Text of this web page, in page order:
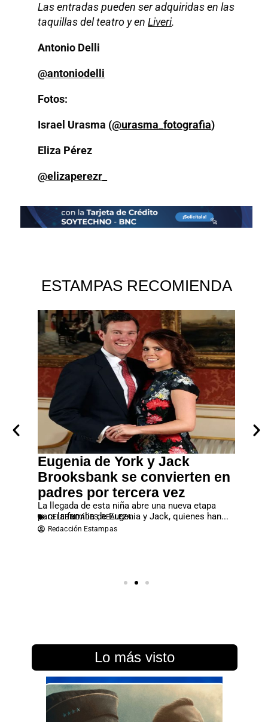
Las entradas pueden ser adquiridas en las
taquillas del teatro y enLiveri.
Antonio Delli
@antoniodelli
Fotos:
Israel Urasma (@urasma_fotografia)
Eliza Pérez
@elizaperezr_
ESTAMPAS RECOMIENDA
Eugenia de York y Jack
Brooksbank se convierten en
padres por tercera vez
La llegada de esta niña abre una nueva etapa
para la familia de Eugenia y Jack, quienes han...
CELEBRIDADES,REALEZA
Redacción Estampas
Lo más visto